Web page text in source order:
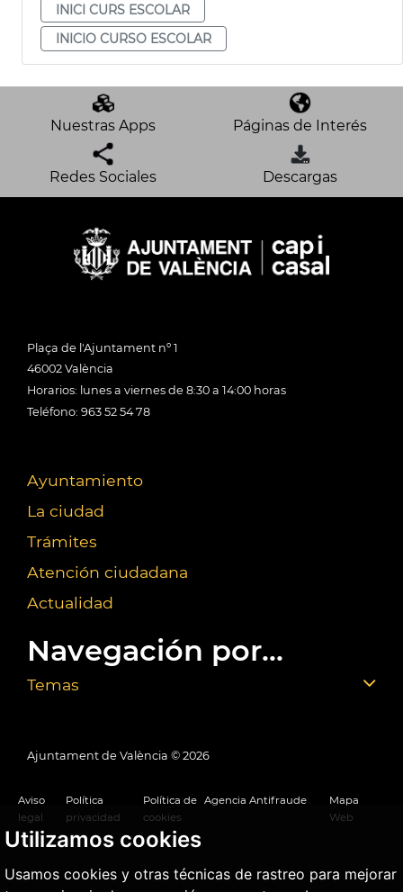
Utilizamos cookies
Usamos cookies y otras técnicas de rastreo para mejorar
INICI CURS ESCOLAR
INICIO CURSO ESCOLAR
Nuestras Apps Páginas de Interés
Redes Sociales Descargas
Plaça de l'Ajuntament nº 1
46002 València
Horarios: lunes a viernes de 8:30 a 14:00 horas
Teléfono: 963 52 54 78
Ayuntamiento
La ciudad
Trámites
Atención ciudadana
Actualidad
Navegación por...
Temas
Ajuntament de València © 2026
Aviso
legal
Política
privacidad
Política de
cookies
Agencia Antifraude
Mapa
Web